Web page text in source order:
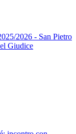
2026 - San Pietro
Giudice